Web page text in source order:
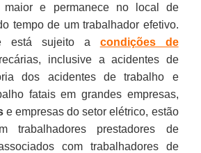
maior e permanece no local de
tempo de um trabalhador efetivo.
está sujeito a condições de
inclusive a acidentes de
dos acidentes de trabalho e
fatais em grandes empresas,
e empresas do setor elétrico, estão
trabalhadores prestadores de
com trabalhadores de